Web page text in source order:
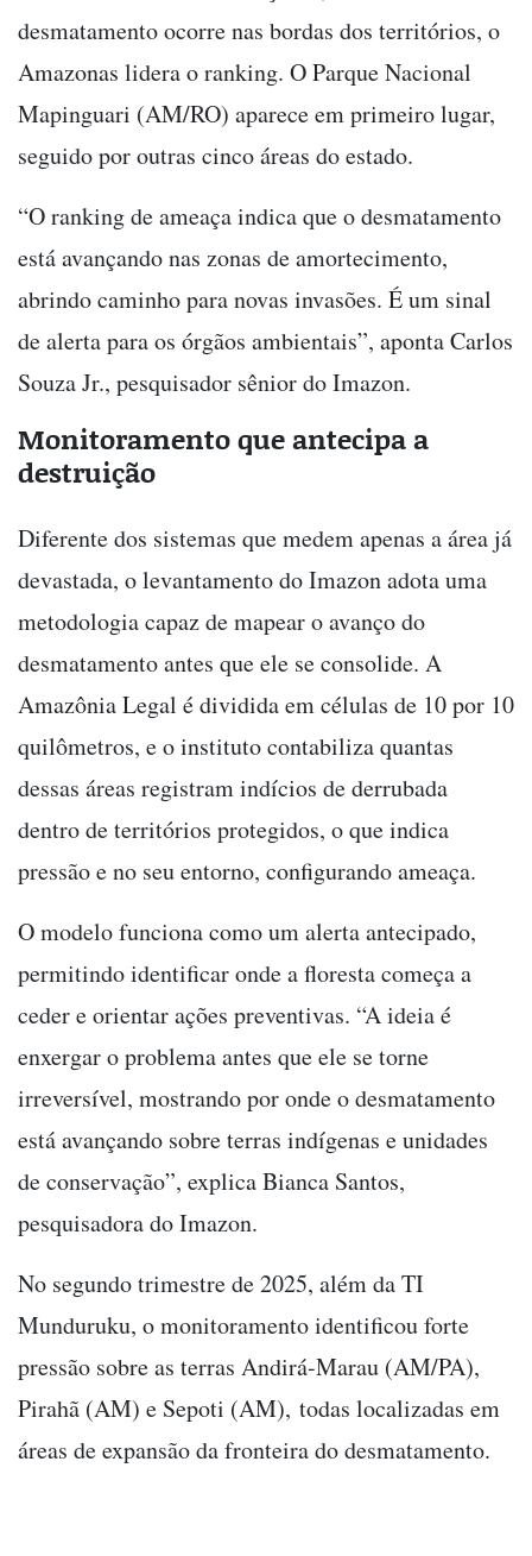
desmatamento ocorre nas bordas dos territórios, o
Amazonas lidera o ranking. O Parque Nacional
Mapinguari (AM/RO) aparece em primeiro lugar,
seguido por outras cinco áreas do estado.
“O ranking de ameaça indica que o desmatamento
está avançando nas zonas de amortecimento,
abrindo caminho para novas invasões. É um sinal
de alerta para os órgãos ambientais”, aponta Carlos
Souza Jr., pesquisador sênior do Imazon.
Monitoramento que antecipa a
destruição
Diferente dos sistemas que medem apenas a área já
devastada, o levantamento do Imazon adota uma
metodologia capaz de mapear o avanço do
desmatamento antes que ele se consolide. A
Amazônia Legal é dividida em células de 10 por 10
quilômetros, e o instituto contabiliza quantas
dessas áreas registram indícios de derrubada
dentro de territórios protegidos, o que indica
pressão e no seu entorno, configurando ameaça.
O modelo funciona como um alerta antecipado,
permitindo identificar onde a floresta começa a
ceder e orientar ações preventivas. “A ideia é
enxergar o problema antes que ele se torne
irreversível, mostrando por onde o desmatamento
está avançando sobre terras indígenas e unidades
de conservação”, explica Bianca Santos,
pesquisadora do Imazon.
No segundo trimestre de 2025, além da TI
Munduruku, o monitoramento identificou forte
pressão sobre as terras Andirá-Marau (AM/PA),
Pirahã (AM) e Sepoti (AM), todas localizadas em
áreas de expansão da fronteira do desmatamento.